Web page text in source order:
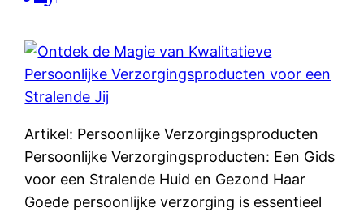
Artikel: Persoonlijke Verzorgingsproducten
Persoonlijke Verzorgingsproducten: Een Gids
voor een Stralende Huid en Gezond Haar
Goede persoonlijke verzorging is essentieel